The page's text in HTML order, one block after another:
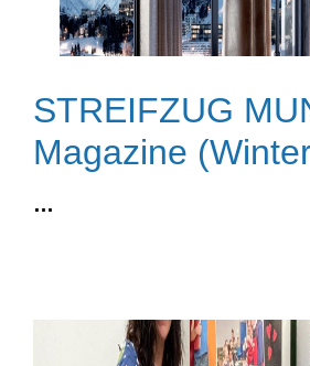
STREIFZUG
Magazine
…